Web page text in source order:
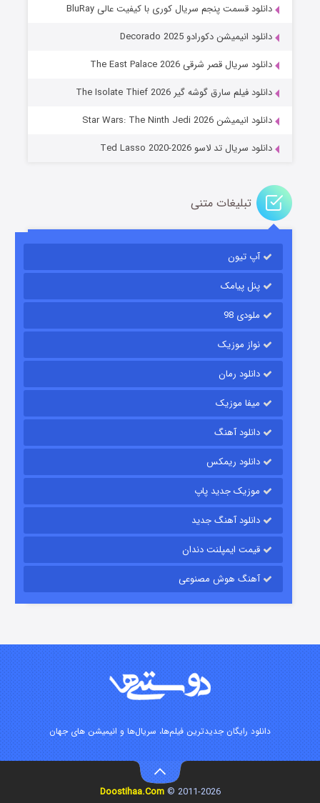
جادوگری در مغولستان
قسمت۱۴ (زیرنویس) منتشر شد
قسمت
قسمت۲ (دوبله) منتشر شد
دانلود قسمت پنجم سریال کوری با کیفیت عالی BluRay
دانلود انیمیشن دکورادو Decorado 2025
دانلود سریال قصر شرقی The East Palace 2026
دانلود فیلم سارق گوشه گیر The Isolate Thief 2026
دانلود انیمیشن Star Wars: The Ninth Jedi 2026
دانلود سریال تد لاسو Ted Lasso 2020-2026
تبلیغات متنی
آپ تیون
پنل پیامک
ملودی 98
نواز موزیک
دانلود رمان
میفا موزیک
دانلود آهنگ
دانلود ریمکس
موزیک جدید پاپ
دانلود آهنگ جدید
قیمت ایمپلنت دندان
آهنگ هوش مصنوعی
دانلود رایگان جدیدترین فیلم‌ها، سریال‌ها و انیمیشن های جهان
2011-2026 ©
Doostihaa.Com